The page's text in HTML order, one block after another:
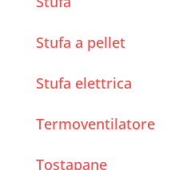
Stufa a pellet
Stufa elettrica
Termoventilatore
Tostapane